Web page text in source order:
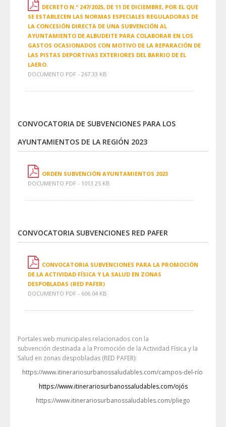
DECRETO N.º 247/2025, DE 11 DE DICIEMBRE, POR EL QUE
SE ESTABLECEN LAS NORMAS ESPECIALES REGULADORAS DE
LA CONCESIÓN DIRECTA DE UNA SUBVENCIÓN AL
AYUNTAMIENTO DE ALBUDEITE PARA COLABORAR EN LOS
GASTOS OCASIONADOS CON MOTIVO DE LA REPARACIÓN DE
LAS PISTAS DEPORTIVAS EXTERIORES DEL BARRIO DE EL
LAERO.
DOCUMENTO PDF - 267.33 KB
CONVOCATORIA DE SUBVENCIONES PARA LOS
AYUNTAMIENTOS DE LA REGIÓN 2023
ORDEN SUBVENCIÓN AYUNTAMIENTOS 2023
DOCUMENTO PDF - 1013.25 KB
CONVOCATORIA SUBVENCIONES RED PAFER
CONVOCATORIA SUBVENCIONES PARA LA PROMOCIÓN
DE LA ACTIVIDAD FÍSICA Y LA SALUD EN ZONAS
DESPOBLADAS (RED PAFER)
DOCUMENTO PDF - 606.04 KB
Portales web municipales relacionados con la
subvención destinada a la Promoción de la Actividad Física y la
Salud en zonas despobladas (RED PAFER):
https://www.itinerariosurbanossaludables.com/campos-del-río
https://www.itinerariosurbanossaludables.com/ojós
https://www.itinerariosurbanossaludables.com/pliego